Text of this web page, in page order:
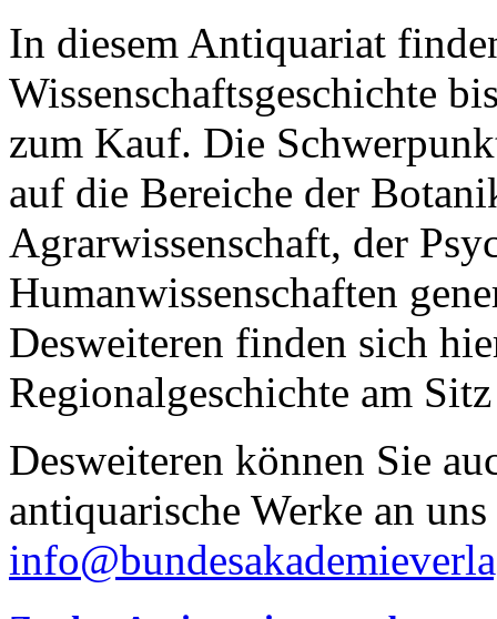
In diesem Antiquariat
Wissenschaftsgeschichte
zum Kauf. Die
auf die Bereiche der
Agrarwissenschaft, der
Humanwissenschaften
Desweiteren finden sich
Regionalgeschichte am
Desweiteren können Sie
antiquarische Werke an uns